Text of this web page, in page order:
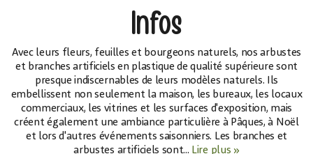
Infos
Avec leurs fleurs, feuilles et bourgeons naturels, nos arbustes
et branches artificiels en plastique de qualité supérieure sont
presque indiscernables de leurs modèles naturels. Ils
embellissent non seulement la maison, les bureaux, les locaux
commerciaux, les vitrines et les surfaces d'exposition, mais
créent également une ambiance particulière à Pâques, à Noël
et lors d'autres événements saisonniers. Les branches et
arbustes artificiels sont... Lire plus »